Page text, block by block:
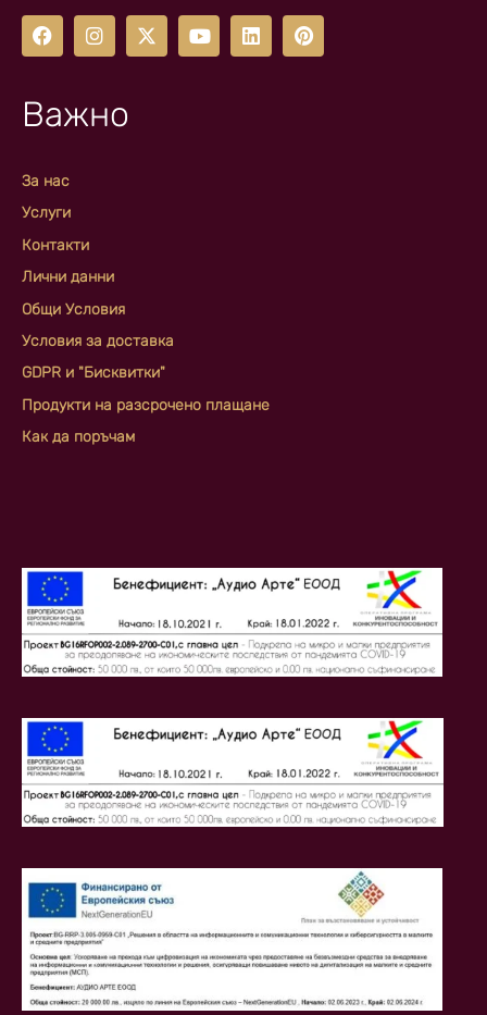
Важно
За нас
Услуги
Контакти
Лични данни
Общи Условия
Условия за доставка
GDPR и "Бисквитки"
Продукти на разсрочено плащане
Как да поръчам